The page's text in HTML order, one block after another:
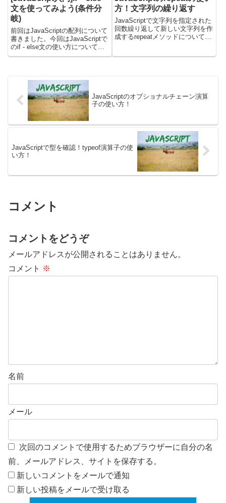
文を使ってみよう(条件分
岐)
前回はJavaScriptの配列について
書きました。今回はJavaScriptで
のif - else文の使い方について、
見ていきましょう。最初に
処理を分岐を使用...
方！文字列の繰り返す
JavaScriptで文字列を指定された
回数繰り返して新しい文字列を作
成するrepeatメソッドについて解
JavaScriptのオプショナルチェーン演算
子の使い方！
JavaScriptで型を確認！typeof演算子の使
い方！
コメント
コメントをどうぞ
メールアドレスが公開されることはありません。
コメント ※
名前
メール
次回のコメントで使用するためブラウザーに自分の名
前、メールアドレス、サイトを保存する。
新しいコメントをメールで通知
新しい投稿をメールで受け取る